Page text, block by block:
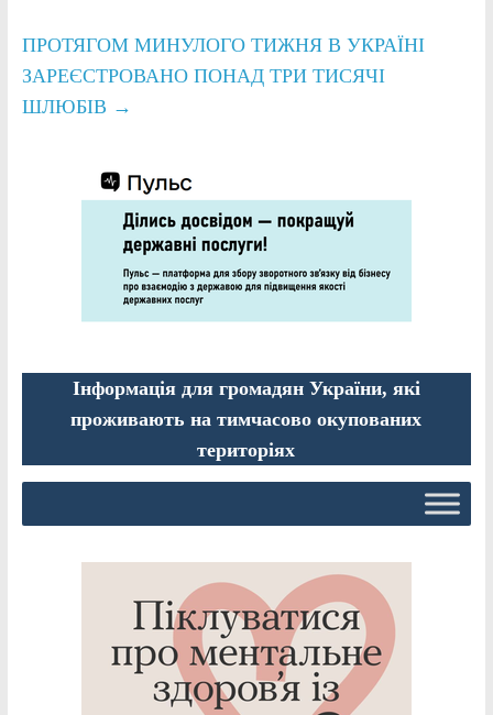
ПРОТЯГОМ МИНУЛОГО ТИЖНЯ В УКРАЇНІ
ЗАРЕЄСТРОВАНО ПОНАД ТРИ ТИСЯЧІ
ШЛЮБІВ →
Інформація для громадян України, які
проживають на тимчасово окупованих
територіях